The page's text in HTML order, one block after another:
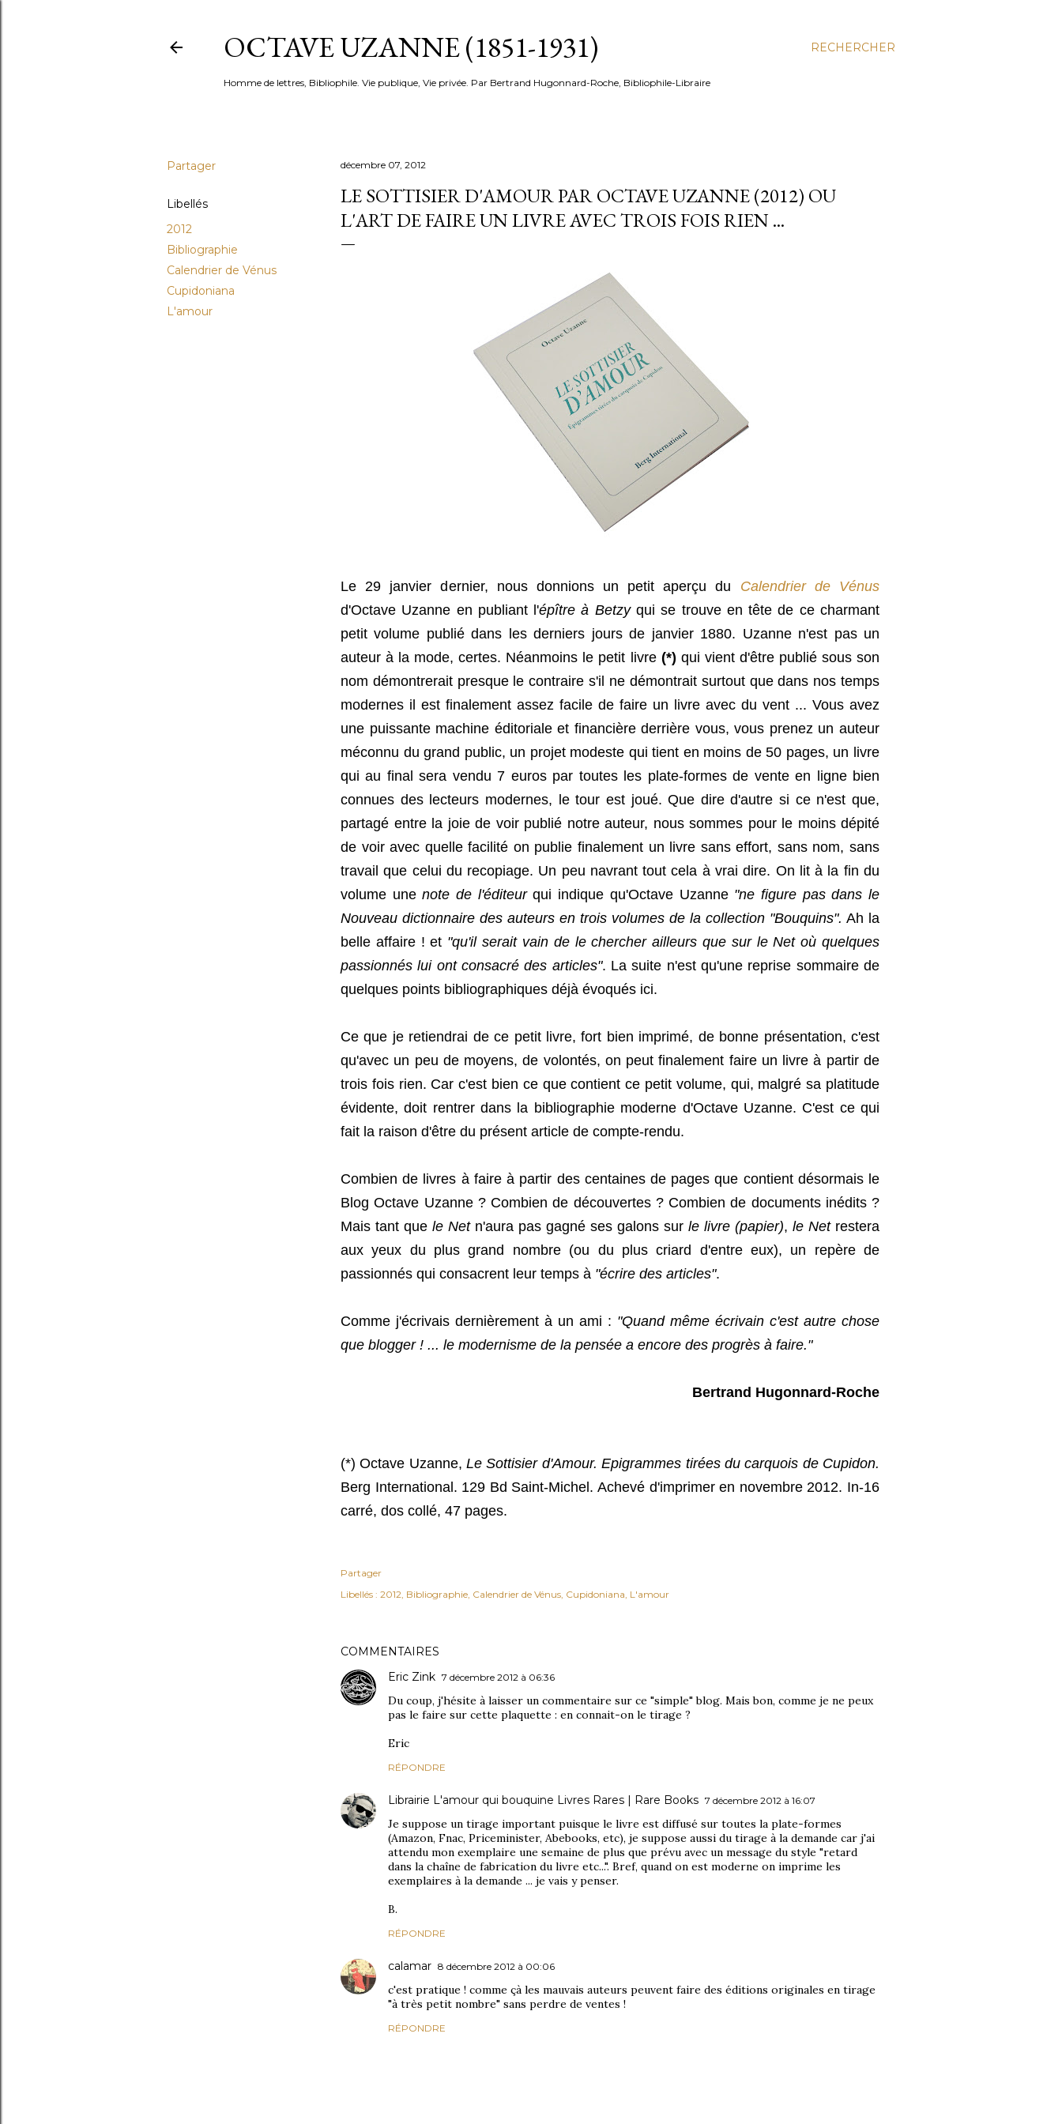
RECHERCHER
OCTAVE UZANNE (1851-1931)
Homme de lettres, Bibliophile. Vie publique, Vie privée. Par Bertrand Hugonnard-Roche, Bibliophile-Libraire
Partager
Libellés
2012
Bibliographie
Calendrier de Vénus
Cupidoniana
L'amour
décembre 07, 2012
LE SOTTISIER D'AMOUR PAR OCTAVE UZANNE (2012) OU
L'ART DE FAIRE UN LIVRE AVEC TROIS FOIS RIEN ...
Le 29 janvier dernier, nous donnions un petit aperçu du Calendrier de Vénus
d'Octave Uzanne en publiant l'épître à Betzyqui se trouve en tête de ce charmant
petit volume publié dans les derniers jours de janvier 1880. Uzanne n'est pas un
auteur à la mode, certes. Néanmoins le petit livre (*) qui vient d'être publié sous son
nom démontrerait presque le contraire s'il ne démontrait surtout que dans nos temps
modernes il est finalement assez facile de faire un livre avec du vent ... Vous avez
une puissante machine éditoriale et financière derrière vous, vous prenez un auteur
méconnu du grand public, un projet modeste qui tient en moins de 50 pages, un livre
qui au final sera vendu 7 euros par toutes les plate-formes de vente en ligne bien
connues des lecteurs modernes, le tour est joué. Que dire d'autre si ce n'est que,
partagé entre la joie de voir publié notre auteur, nous sommes pour le moins dépité
de voir avec quelle facilité on publie finalement un livre sans effort, sans nom, sans
travail que celui du recopiage. Un peu navrant tout cela à vrai dire. On lit à la fin du
volume unenote de l'éditeurqui indique qu'Octave Uzanne "ne figure pas dans le
Nouveau dictionnaire des auteurs en trois volumes de la collection "Bouquins". Ah la
belle affaire ! et "qu'il serait vain de le chercher ailleurs que sur le Net où quelques
passionnés lui ont consacré des articles". La suite n'est qu'une reprise sommaire de
quelques points bibliographiques déjà évoqués ici.
Ce que je retiendrai de ce petit livre, fort bien imprimé, de bonne présentation, c'est
qu'avec un peu de moyens, de volontés, on peut finalement faire un livre à partir de
trois fois rien. Car c'est bien ce que contient ce petit volume, qui, malgré sa platitude
évidente, doit rentrer dans la bibliographie moderne d'Octave Uzanne. C'est ce qui
fait la raison d'être du présent article de compte-rendu.
Combien de livres à faire à partir des centaines de pages que contient désormais le
Blog Octave Uzanne ? Combien de découvertes ? Combien de documents inédits ?
Mais tant que le Netn'aura pas gagné ses galons sur le livre (papier), le Netrestera
aux yeux du plus grand nombre (ou du plus criard d'entre eux), un repère de
passionnés qui consacrent leur temps à "écrire des articles".
Comme j'écrivais dernièrement à un ami : "Quand même écrivain c'est autre chose
que blogger ! ... le modernisme de la pensée a encore des progrès à faire."
Bertrand Hugonnard-Roche
(*) Octave Uzanne,Le Sottisier d'Amour. Epigrammes tirées du carquois de Cupidon.
Berg International. 129 Bd Saint-Michel. Achevé d'imprimer en novembre 2012. In-16
carré, dos collé, 47 pages.
Partager
Libellés : 2012 Bibliographie Calendrier de Vénus Cupidoniana L'amour
COMMENTAIRES
Eric Zink 7 décembre 2012 à 06:36
Du coup, j'hésite à laisser un commentaire sur ce "simple" blog. Mais bon, comme je ne peux
pas le faire sur cette plaquette : en connait-on le tirage ?
Eric
RÉPONDRE
Librairie L'amour qui bouquine Livres Rares | Rare Books 7 décembre 2012 à 16:07
Je suppose un tirage important puisque le livre est diffusé sur toutes la plate-formes
(Amazon, Fnac, Priceminister, Abebooks, etc), je suppose aussi du tirage à la demande car j'ai
attendu mon exemplaire une semaine de plus que prévu avec un message du style "retard
dans la chaîne de fabrication du livre etc...". Bref, quand on est moderne on imprime les
exemplaires à la demande ... je vais y penser.
B.
RÉPONDRE
calamar 8 décembre 2012 à 00:06
c'est pratique ! comme çà les mauvais auteurs peuvent faire des éditions originales en tirage
"à très petit nombre" sans perdre de ventes !
RÉPONDRE